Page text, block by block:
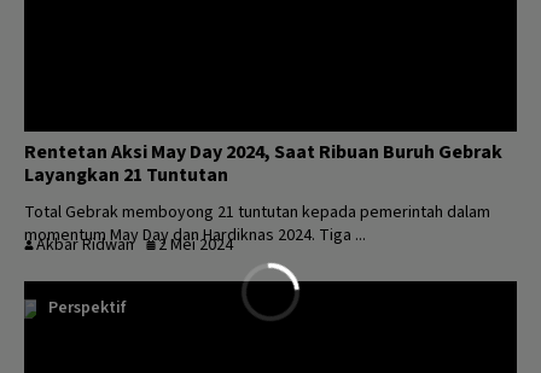
Rentetan Aksi May Day 2024, Saat Ribuan Buruh Gebrak
Layangkan 21 Tuntutan
Total Gebrak memboyong 21 tuntutan kepada pemerintah dalam
momentum May Day dan Hardiknas 2024. Tiga ...
Akbar Ridwan 2 Mei 2024
Perspektif